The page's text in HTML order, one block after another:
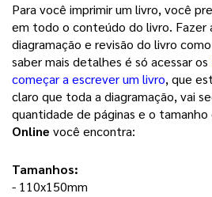
Para você imprimir um livro, você
em todo o conteúdo do livro. Fazer
diagramação e revisão do livro
saber mais detalhes é só acessar os
começar a escrever um livro, que
claro que toda a diagramação, vai
quantidade de páginas e o tamanho
Online você encontra:
Tamanhos:
- 110x150mm